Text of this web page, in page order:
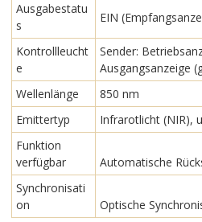
Ausgabestatu
s
EIN
Kontrollleucht
e
Sender:
Ausgangsanzeige
Wellenlänge
850 nm
Emittertyp
Infrarotlicht (NIR),
Funktion
verfügbar
Automatische
Synchronisati
on
Optische